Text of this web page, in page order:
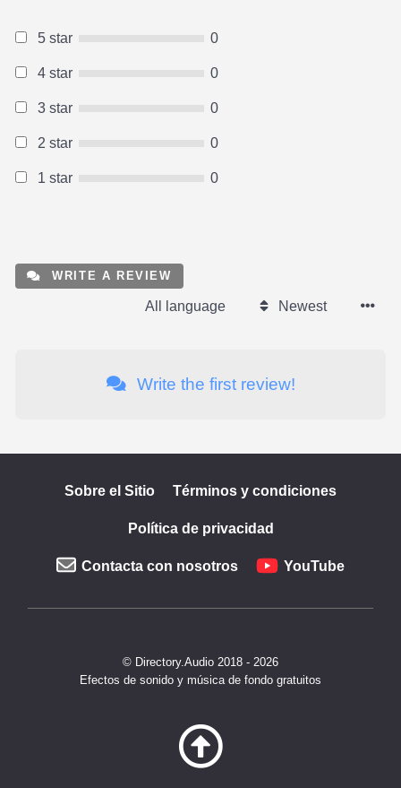
5 star 0
4 star 0
3 star 0
2 star 0
1 star 0
WRITE A REVIEW
All language Newest
Write the first review!
Sobre el Sitio Términos y condiciones
Política de privacidad
Contacta con nosotros YouTube
© Directory.Audio 2018 - 2026
Efectos de sonido y música de fondo gratuitos